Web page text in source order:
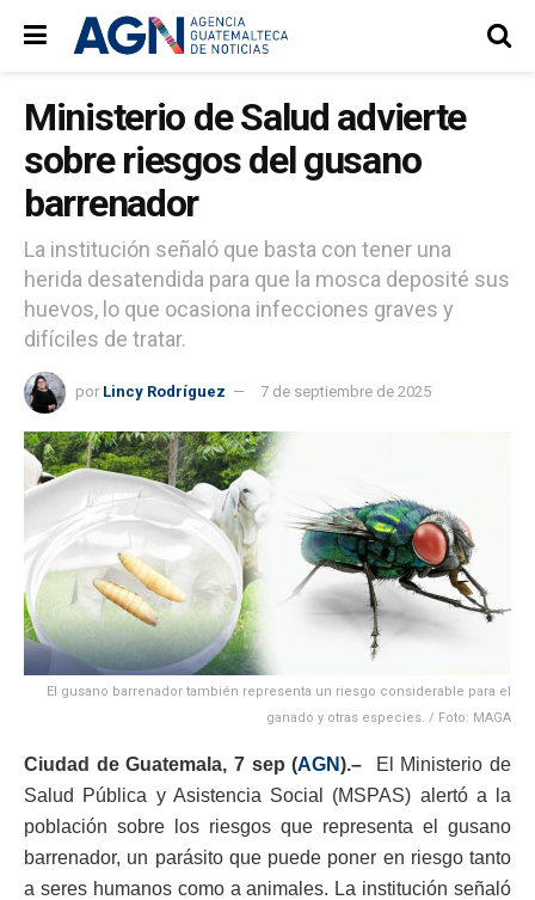
Ministerio de Salud advierte
sobre riesgos del gusano
barrenador
La institución señaló que basta con tener una
herida desatendida para que la mosca deposité sus
huevos, lo que ocasiona infecciones graves y
difíciles de tratar.
por Lincy Rodríguez 7 de septiembre de 2025
El gusano barrenador también representa un riesgo considerable para el
ganado y otras especies. / Foto: MAGA
Ciudad de Guatemala, 7 sep (AGN).–
El Ministerio de
Salud Pública y Asistencia Social (MSPAS) alertó a la
población sobre los riesgos que representa el gusano
barrenador, un parásito que puede poner en riesgo tanto
a seres humanos como a animales. La institución señaló